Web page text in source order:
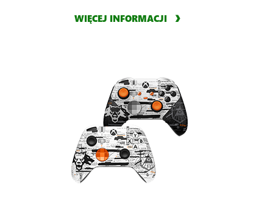
WIĘCEJ INFORMACJI